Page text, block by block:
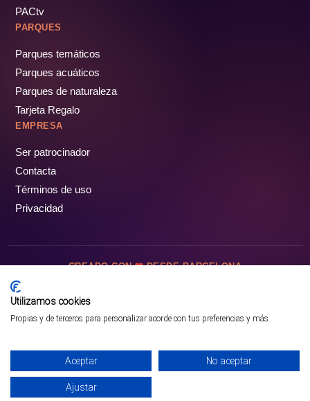
¡PÁSALO!
PACtv
PARQUES
Parques temáticos
Parques acuáticos
Parques de naturaleza
Tarjeta Regalo
EMPRESA
Ser patrocinador
Contacta
Términos de uso
Privacidad
CREADO CON DESDE BARCELONA
Utilizamos cookies
Propias y de terceros para personalizar acorde con tus preferencias y más
Aceptar No aceptar
Ajustar